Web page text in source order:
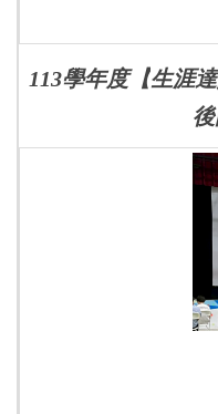
113學年度【生涯